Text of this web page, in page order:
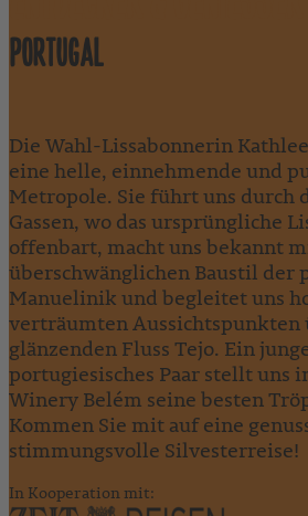
PORTUGAL
Die Wahl-Lissabonnerin
eine helle, einnehmende und
Metropole. Sie führt uns durch
Gassen, wo das ursprüngliche
offenbart, macht uns bekannt
überschwänglichen Baustil der
Manuelinik und begleitet uns
verträumten
glänzenden Fluss Tejo. Ein
portugiesisches Paar stellt uns
Winery Belém seine besten
Kommen Sie mit auf eine
stimmungsvolle Silvesterreise!
In Kooperation mit: